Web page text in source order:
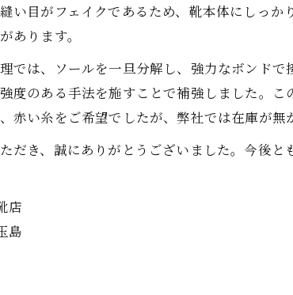
い目がフェイクであるため、靴本体にしっ
あります。
では、ソールを一旦分解し、強力なボンド
度のある手法を施すことで補強しました。
赤い糸をご希望でしたが、弊社では在庫が無
だき、誠にありがとうございました。今後
店
島